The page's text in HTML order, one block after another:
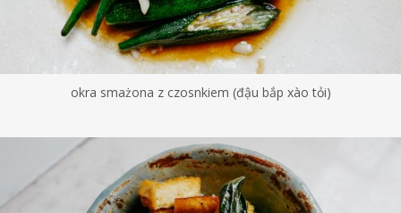
okra smażona z czosnkiem (đậu bắp xào tỏi)